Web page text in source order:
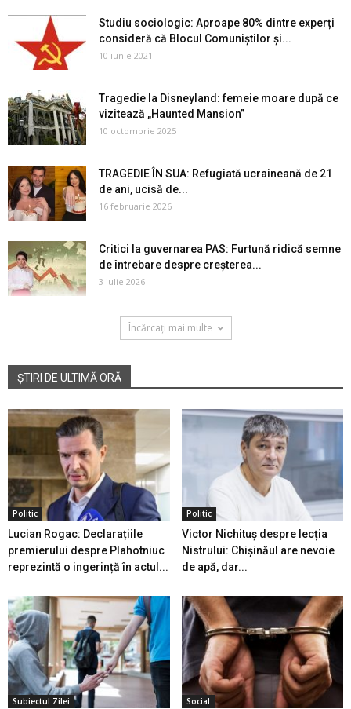
Studiu sociologic: Aproape 80% dintre experți
consideră că Blocul Comuniștilor și...
10 iunie 2021
Tragedie la Disneyland: femeie moare după ce
vizitează „Haunted Mansion”
10 octombrie 2025
TRAGEDIE ÎN SUA: Refugiată ucraineană de 21
de ani, ucisă de...
16 februarie 2026
Critici la guvernarea PAS: Furtună ridică semne
de întrebare despre creșterea...
3 iulie 2026
Încărcați mai multe
ȘTIRI DE ULTIMĂ ORĂ
Politic
Lucian Rogac: Declarațiile
premierului despre Plahotniuc
reprezintă o ingerință în actul...
Politic
Victor Nichituș despre lecția
Nistrului: Chișinăul are nevoie
de apă, dar...
Subiectul Zilei Social